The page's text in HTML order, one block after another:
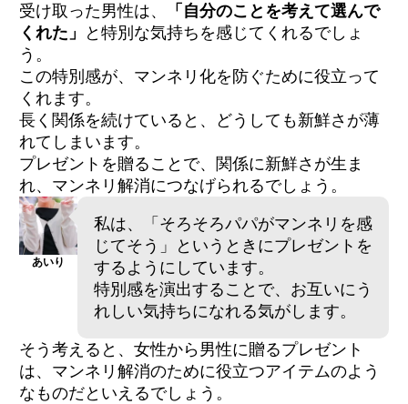
受け取った男性は、
「自分のことを考えて選んで
くれた」
と特別な気持ちを感じてくれるでしょ
う。
この特別感が、マンネリ化を防ぐために役立って
くれます。
長く関係を続けていると、どうしても新鮮さが薄
れてしまいます。
プレゼントを贈ることで、関係に新鮮さが生ま
れ、マンネリ解消につなげられるでしょう。
あいり
私は、「そろそろパパがマンネリを感
じてそう」というときにプレゼントを
するようにしています。
特別感を演出することで、お互いにう
れしい気持ちになれる気がします。
そう考えると、女性から男性に贈るプレゼント
は、マンネリ解消のために役立つアイテムのよう
なものだといえるでしょう。